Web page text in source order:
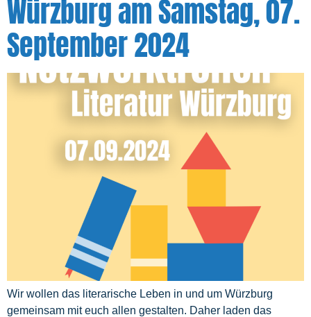
Würzburg am Samstag, 07.
September 2024
Wir wollen das literarische Leben in und um Würzburg
gemeinsam mit euch allen gestalten. Daher laden das